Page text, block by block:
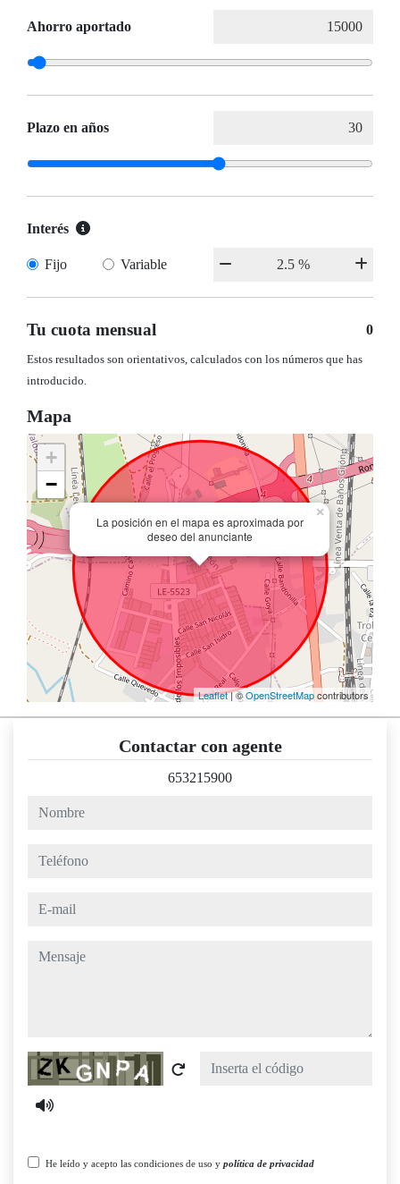
Ahorro aportado
Plazo en años
Interés
Fijo Variable
Tu cuota mensual 0
Estos resultados son orientativos, calculados con los números que has
introducido.
Mapa
La posición en el mapa es aproximada por
deseo del anunciante
×
+
−
Leaflet| ©OpenStreetMapcontributors
Contactar con agente
653215900
nombre
teléfono
e-mail
mensaje
Captcha
He leído y acepto las condiciones de uso y política de privacidad